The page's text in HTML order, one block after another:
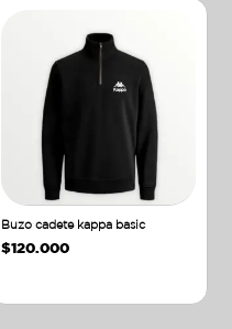
Buzo cadete kappa basic
$120.000